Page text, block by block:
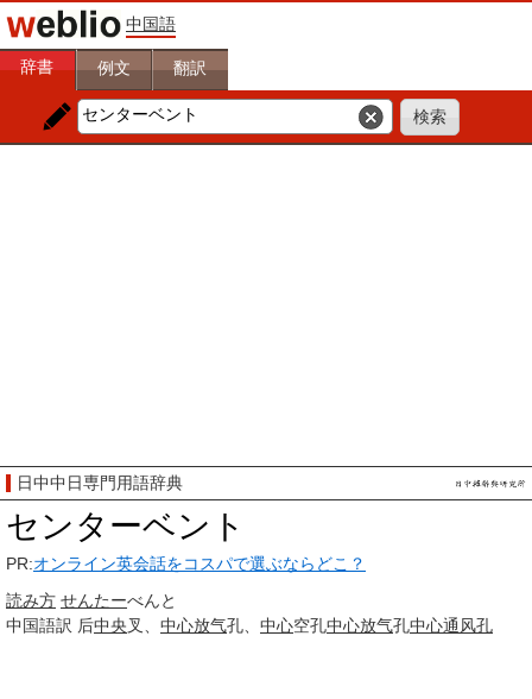
中国語
辞書 例文 翻訳
日中中日専門用語辞典
センターベント
PR:オンライン英会話をコスパで選ぶならどこ？
読み方 せんたーべんと
中国語訳 后中央叉、 中心放气孔、 中心空孔中心放气孔中心通风孔